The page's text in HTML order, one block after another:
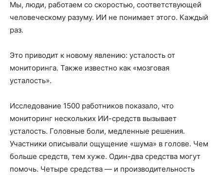
Мы, люди, работаем со скоростью, соответствующей
человеческому разуму. ИИ не понимает этого. Каждый
раз.
Это приводит к новому явлению: усталость от
мониторинга. Также известно как «мозговая
усталость».
Исследование 1500 работников показало, что
мониторинг нескольких ИИ-средств вызывает
усталость. Головные боли, медленные решения.
Участники описывали ощущение «шума» в голове. Чем
больше средств, тем хуже. Один-два средства могут
помочь. Четыре средства — и производительность